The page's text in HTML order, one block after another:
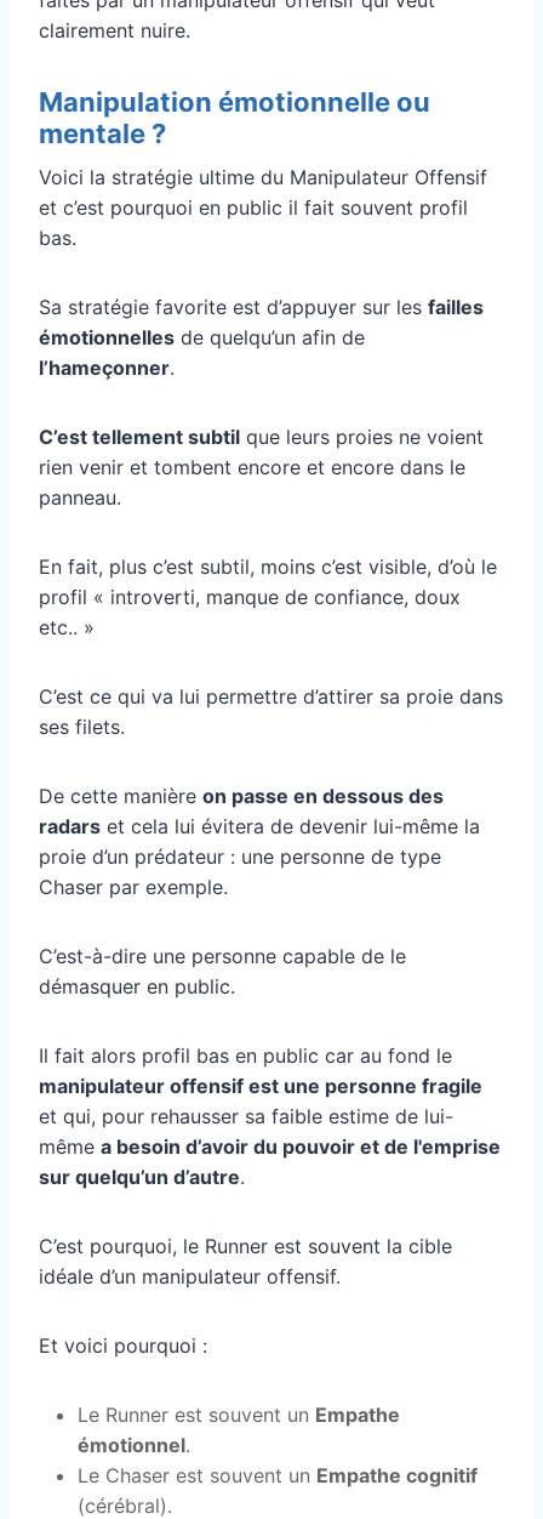
clairement nuire.
Manipulation émotionnelle ou
mentale ?
Voici la stratégie ultime du Manipulateur Offensif
et c’est pourquoi en public il fait souvent profil
bas.
Sa stratégie favorite est d’appuyer sur les failles
émotionnelles de quelqu’un afin de
l’hameçonner.
C’est tellement subtil que leurs proies ne voient
rien venir et tombent encore et encore dans le
panneau.
En fait, plus c’est subtil, moins c’est visible, d’où le
profil « introverti, manque de confiance, doux
etc.. »
C’est ce qui va lui permettre d’attirer sa proie dans
ses filets.
De cette manière on passe en dessous des
radars et cela lui évitera de devenir lui-même la
proie d’un prédateur : une personne de type
Chaser par exemple.
C’est-à-dire une personne capable de le
démasquer en public.
Il fait alors profil bas en public car au fond le
manipulateur offensif est une personne fragile
et qui, pour rehausser sa faible estime de lui-
même a besoin d’avoir du pouvoir et de l'emprise
sur quelqu’un d’autre.
C’est pourquoi, le Runner est souvent la cible
idéale d’un manipulateur offensif.
Et voici pourquoi :
Le Runner est souvent un Empathe
émotionnel.
Le Chaser est souvent un Empathe cognitif
(cérébral).